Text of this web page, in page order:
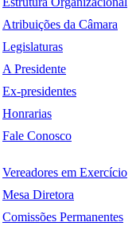
Atribuições da Câmara
Legislaturas
A Presidente
Ex-presidentes
Honrarias
Fale Conosco
Vereadores em Exercício
Mesa Diretora
Comissões Permanentes